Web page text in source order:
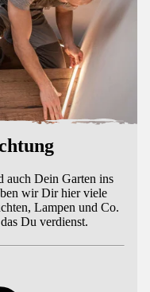
auch Dein Garten ins
wir Dir hier viele
Lampen und Co.
Du verdienst.